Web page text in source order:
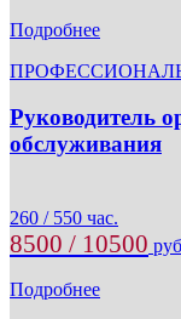
Подробнее
Руководитель
обслуживания
260 / 550 час.
8500 / 10500
Подробнее